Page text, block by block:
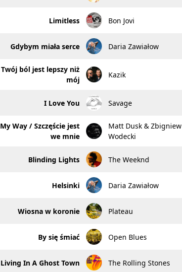
Limitless Bon Jovi
Gdybym miała serce Daria Zawiałow
Twój ból jest lepszy niż
mój
Kazik
I Love You Savage
My Way / Szczęście jest
we mnie
Matt Dusk & Zbigniew
Wodecki
Blinding Lights The Weeknd
Helsinki Daria Zawiałow
Wiosna w koronie Plateau
By się śmiać Open Blues
Living In A Ghost Town The Rolling Stones